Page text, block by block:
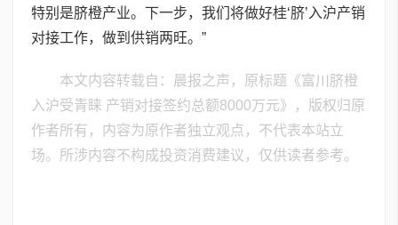
特别是脐橙产业。下一步，我们将做好桂‘脐’入沪产销
对接工作，做到供销两旺。”
本文内容转载自：晨报之声，原标题《富川脐橙
入沪受青睐 产销对接签约总额8000万元》，版权归原
作者所有，内容为原作者独立观点，不代表本站立
场。所涉内容不构成投资消费建议，仅供读者参考。